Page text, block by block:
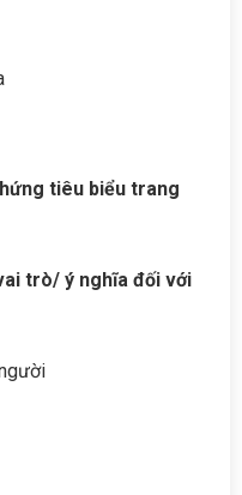
tiêu biểu trang
trò/ ý nghĩa đối với